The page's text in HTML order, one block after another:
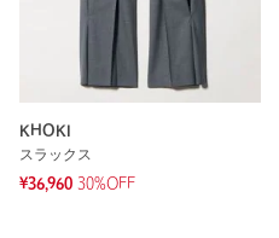
KHOKI
スラックス
¥36,960 30%OFF